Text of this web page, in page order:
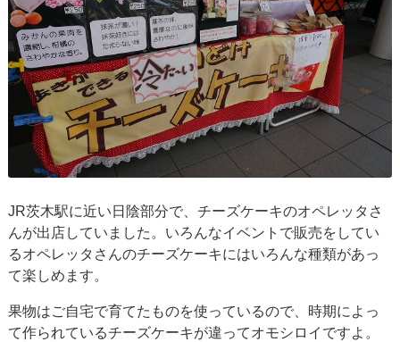
JR茨木駅に近い日陰部分で、チーズケーキのオペレッタさ
んが出店していました。いろんなイベントで販売をしてい
るオペレッタさんのチーズケーキにはいろんな種類があっ
て楽しめます。
果物はご自宅で育てたものを使っているので、時期によっ
て作られているチーズケーキが違ってオモシロイですよ。